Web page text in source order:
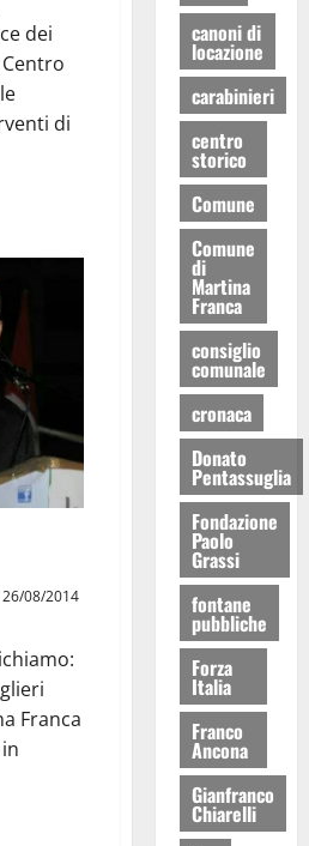
dei
di
26/08/2014
Franca
canoni di
locazione
carabinieri
centro
storico
Comune
Comune
di
Martina
Franca
consiglio
comunale
cronaca
Donato
Pentassuglia
Fondazione
Paolo
Grassi
fontane
pubbliche
Forza
Italia
Franco
Ancona
Gianfranco
Chiarelli